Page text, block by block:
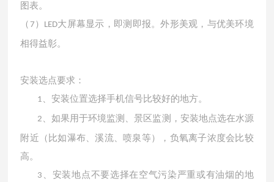
图表。
（ 7 ） LED大屏幕显示，即测即报。外形美观，与优美环境
相得益彰。
安装选点要求：
1 、安装位置选择手机信号比较好的地方。
2
、如果用于环境监测、景区监测，安装地点选在水源
附近（比如瀑布、溪流、喷泉等），负氧离子浓度会比较
高。
3
、安装地点不要选择在空气污染严重或有油烟的地